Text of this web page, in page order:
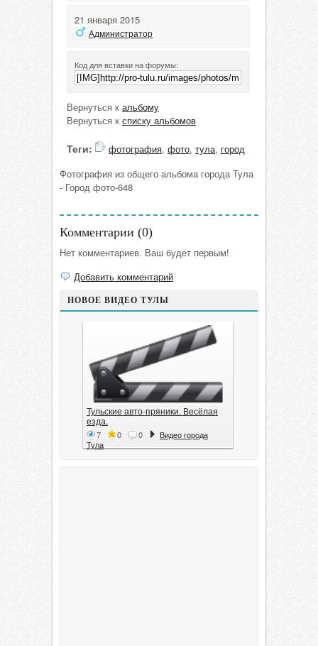
21 января 2015
Администратор
Код для вставки на форумы:
Вернуться к альбому
Вернуться к списку альбомов
Теги: фотография, фото, тула, город
Фотография из общего альбома города Тула
- Город фото-648
Комментарии (0)
Нет комментариев. Ваш будет первым!
Добавить комментарий
НОВОЕ ВИДЕО ТУЛЫ
Тульские авто-пряники. Весёлая
езда.
7 0 0
Видео города
Тула